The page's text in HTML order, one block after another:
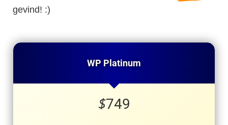
gevind! :)
WP Platinum
$749